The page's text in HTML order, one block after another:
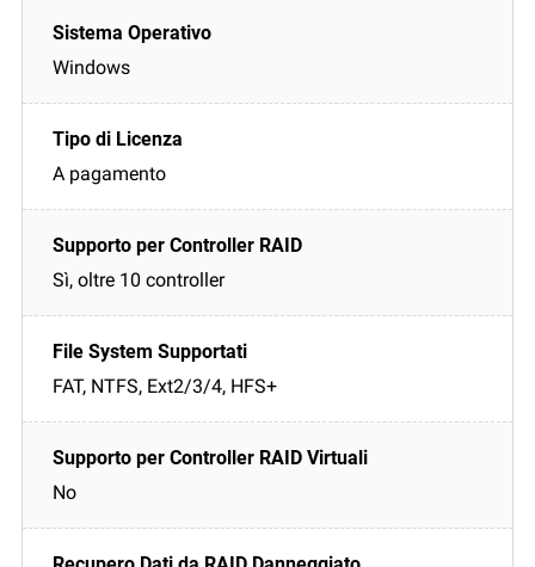
Windows
A pagamento
Sì, oltre 10 controller
FAT, NTFS, Ext2/3/4, HFS+
No